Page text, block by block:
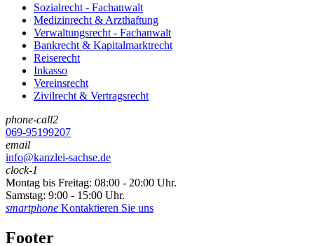
Sozialrecht - Fachanwalt
Medizinrecht & Arzthaftung
Verwaltungsrecht - Fachanwalt
Bankrecht & Kapitalmarktrecht
Reiserecht
Inkasso
Vereinsrecht
Zivilrecht & Vertragsrecht
phone-call2
069-95199207
email
info@kanzlei-sachse.de
clock-1
Montag bis Freitag: 08:00 - 20:00 Uhr.
Samstag: 9:00 - 15:00 Uhr.
smartphone Kontaktieren Sie uns
Footer